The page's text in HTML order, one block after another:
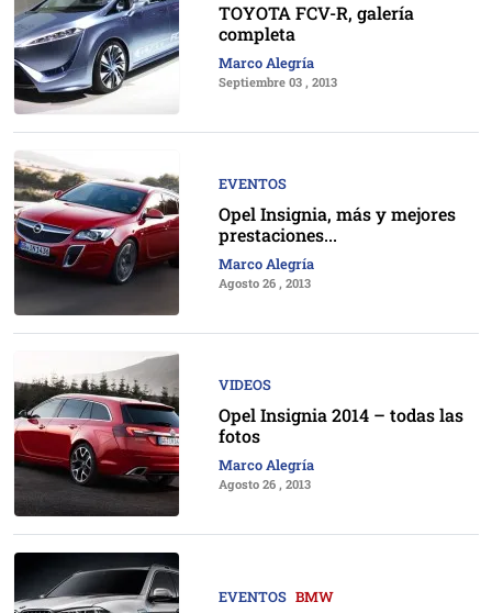
TOYOTA FCV-R, galería
completa
Marco Alegría
Septiembre 03 , 2013
EVENTOS
Opel Insignia, más y mejores
prestaciones...
Marco Alegría
Agosto 26 , 2013
VIDEOS
Opel Insignia 2014 – todas las
fotos
Marco Alegría
Agosto 26 , 2013
EVENTOS BMW